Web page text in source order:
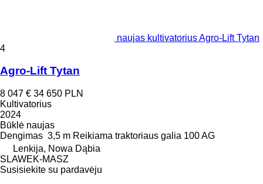
naujas kultivatorius Agro-Lift Tytan
4
Agro-Lift Tytan
8 047 € 34 650 PLN
Kultivatorius
2024
Būklė naujas
Dengimas 3,5 m Reikiama traktoriaus galia 100 AG
Lenkija, Nowa Dąbia
SLAWEK-MASZ
Susisiekite su pardavėju